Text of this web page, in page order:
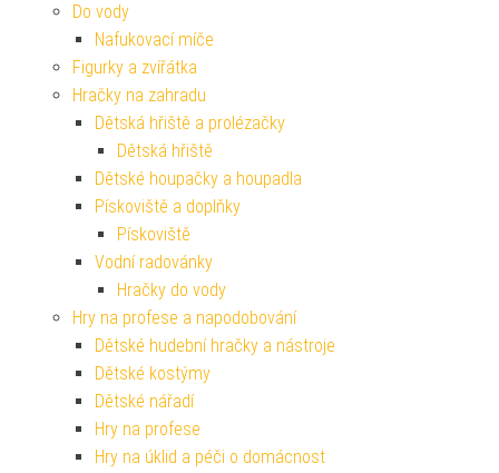
Do vody
Nafukovací míče
Figurky a zvířátka
Hračky na zahradu
Dětská hřiště a prolézačky
Dětská hřiště
Dětské houpačky a houpadla
Pískoviště a doplňky
Pískoviště
Vodní radovánky
Hračky do vody
Hry na profese a napodobování
Dětské hudební hračky a nástroje
Dětské kostýmy
Dětské nářadí
Hry na profese
Hry na úklid a péči o domácnost